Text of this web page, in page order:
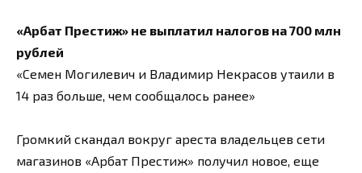
«Арбат Престиж» не выплатил налогов на 700 млн
рублей
«Семен Могилевич и Владимир Некрасов утаили в
14 раз больше, чем сообщалось ранее»
Громкий скандал вокруг ареста владельцев сети
магазинов «Арбат Престиж» получил новое, еще